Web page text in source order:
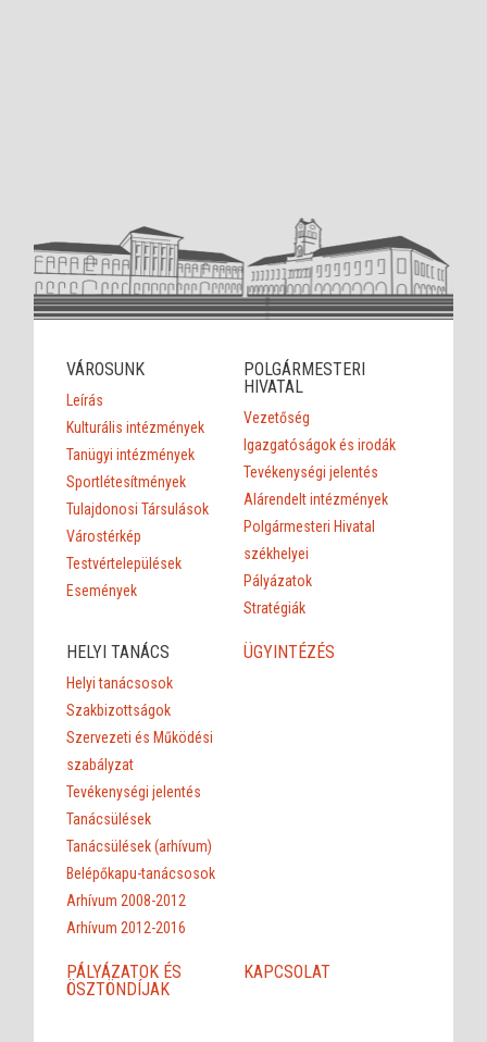
VÁROSUNK
Leírás
Kulturális intézmények
Tanügyi intézmények
Sportlétesítmények
Tulajdonosi Társulások
Várostérkép
Testvértelepülések
Események
POLGÁRMESTERI
HIVATAL
Vezetőség
Igazgatóságok és irodák
Tevékenységi jelentés
Alárendelt intézmények
Polgármesteri Hivatal
székhelyei
Pályázatok
Stratégiák
HELYI TANÁCS
Helyi tanácsosok
Szakbizottságok
Szervezeti és Működési
szabályzat
Tevékenységi jelentés
Tanácsülések
Tanácsülések (arhívum)
Belépőkapu-tanácsosok
Arhívum 2008-2012
Arhívum 2012-2016
ÜGYINTÉZÉS
PÁLYÁZATOK ÉS
ÖSZTÖNDÍJAK
KAPCSOLAT